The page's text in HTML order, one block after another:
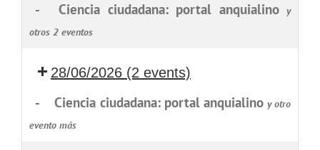
- Ciencia ciudadana: portal anquialino y
otros 2 eventos
28/06/2026 (2 events)
- Ciencia ciudadana: portal anquialino y otro
evento más